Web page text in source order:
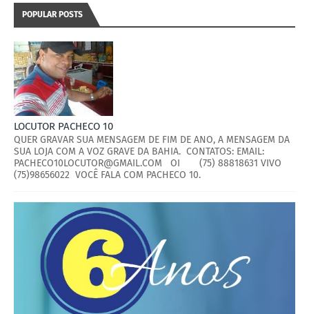
POPULAR POSTS
LOCUTOR PACHECO 10
QUER GRAVAR SUA MENSAGEM DE FIM DE ANO, A MENSAGEM DA
SUA LOJA COM A VOZ GRAVE DA BAHIA. CONTATOS: EMAIL:
PACHECO10LOCUTOR@GMAIL.COM OI (75) 88818631 VIVO
(75)98656022 VOCÊ FALA COM PACHECO 10.